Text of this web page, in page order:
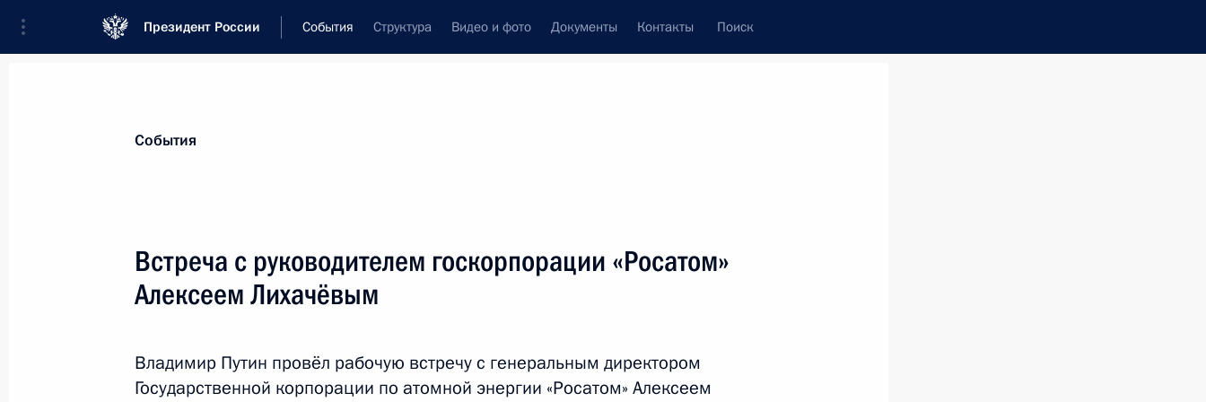
Президент России События Структура Видео и фото Документы Контакты Поиск
Новости
11 августа 2021 года, среда
в Якутию
11 августа 2021 года, 16:00
События
Встреча с руководителем госкорпорации «Росатом»
Алексеем Лихачёвым
Владимир Путин провёл рабочую встречу с генеральным директором
Государственной корпорации по атомной энергии «Росатом» Алексеем